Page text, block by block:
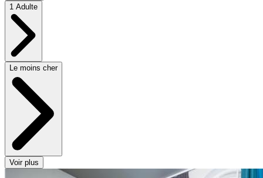
1 Adulte
Le moins cher
Voir plus